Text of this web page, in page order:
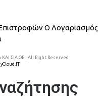
Ο Λογαριασμός
ΣΙΑ ΟΕ | All Right Reserved